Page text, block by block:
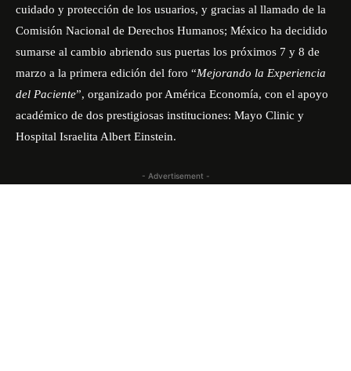
cuidado y protección de los usuarios, y gracias al llamado de la
Comisión Nacional de Derechos Humanos; México ha decidido
sumarse al cambio abriendo sus puertas los próximos 7 y 8 de
marzo a la primera edición del foro “Mejorando la Experiencia
del Paciente”, organizado por América Economía, con el apoyo
académico de dos prestigiosas instituciones: Mayo Clinic y
Hospital Israelita Albert Einstein.
- Advertisement -